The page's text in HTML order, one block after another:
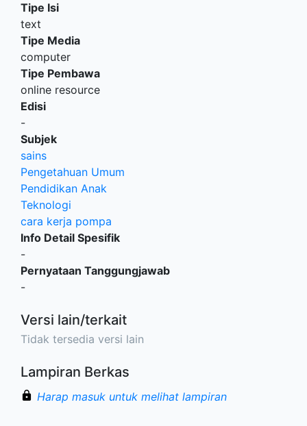
Tipe Isi
text
Tipe Media
computer
Tipe Pembawa
online resource
Edisi
-
Subjek
sains
Pengetahuan Umum
Pendidikan Anak
Teknologi
cara kerja pompa
Info Detail Spesifik
-
Pernyataan Tanggungjawab
-
Versi lain/terkait
Tidak tersedia versi lain
Lampiran Berkas
Harap masuk untuk melihat lampiran